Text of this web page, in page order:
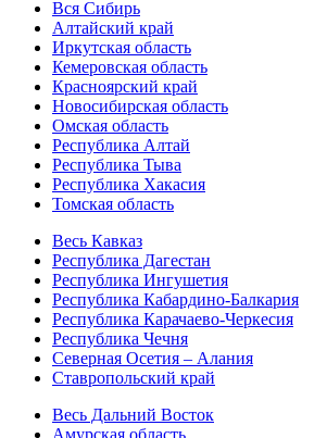
Вся Сибирь
Алтайский край
Иркутская область
Кемеровская область
Красноярский край
Новосибирская область
Омская область
Республика Алтай
Республика Тыва
Республика Хакасия
Томская область
Весь Кавказ
Республика Дагестан
Республика Ингушетия
Республика Кабардино-Балкария
Республика Карачаево-Черкесия
Республика Чечня
Северная Осетия – Алания
Ставропольский край
Весь Дальний Восток
Амурская область